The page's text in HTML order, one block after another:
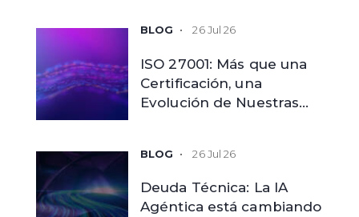
ISO 27001: Más que una
Certificación, una
Evolución de Nuestras
26 Jul 26
Deuda Técnica: La IA
Agéntica está cambiando
26 Jul 26